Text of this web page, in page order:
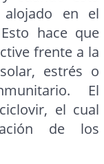
alojado en el
hace que
frente a la
estrés o
El
el cual
de los